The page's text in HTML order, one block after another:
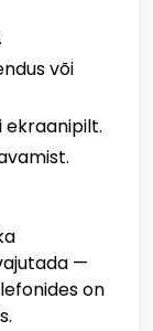
või
ekraanipilt.
—
on